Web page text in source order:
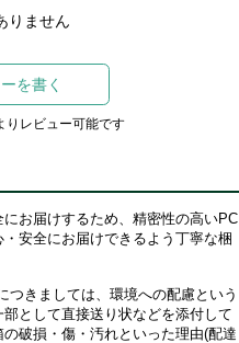
りません
を書く
りレビュー可能です
お届けするため、精密性の高いPC
安全にお届けできるよう丁寧な梱
つきましては、環境への配慮という
として直接送り状などを添付して
破損・傷・汚れといった理由(配達